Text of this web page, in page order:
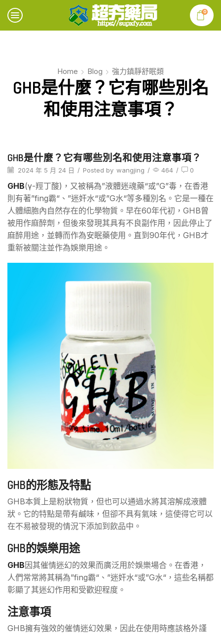
0
Home Blog 強力鎮靜舒眠類
GHB是什麼？它有哪些別名
和使用注意事項？
GHB是什麼？它有哪些別名和使用注意事項？
2024 年 5 月 24 日 / Posted by wangjing / 464 / 0
GHB(γ-羥丁酸)，又被稱為”液體迷魂藥“或”G”毒，在香港
則有著”fing霸“、”迷奸水“或”G水“等多種別名。它是一種在
人體細胞內自然存在的化學物質。早在60年代初，GHB曾
被用作麻醉劑，但後來發現其具有不良副作用，因此停止了
麻醉用途，並轉而作為安眠藥使用。直到90年代，GHB才
重新被關注並作為娛樂用途。
GHB的形態及特點
GHB本質上是粉狀物質，但也可以通過水將其溶解成液體
狀。它的特點是帶有鹹味，但卻不具有氣味，這使得它可以
在不易被發現的情況下添加到飲品中。
GHB的娛樂用途
GHB因其催情迷幻的效果而廣泛用於娛樂場合。在香港，
人們常常將其稱為”fing霸“、”迷奸水“或”G水“，這些名稱都
彰顯了其迷幻作用和受歡迎程度。
注意事項
GHB擁有強效的催情迷幻效果，因此在使用時應該格外謹